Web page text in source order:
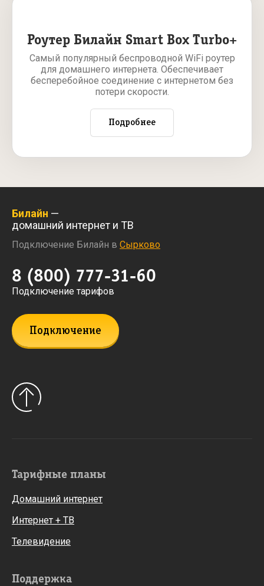
Роутер Билайн Smart Box Turbo+
Самый популярный беспроводной WiFi роутер
для домашнего интернета. Обеспечивает
бесперебойное соединение с интернетом без
потери скорости.
Подробнее
Билайн —
домашний интернет и ТВ
Подключение Билайн в Сырково
8 (800) 777-31-60
Подключение тарифов
Подключение
Тарифные планы
Домашний интернет
Интернет + ТВ
Телевидение
Поддержка